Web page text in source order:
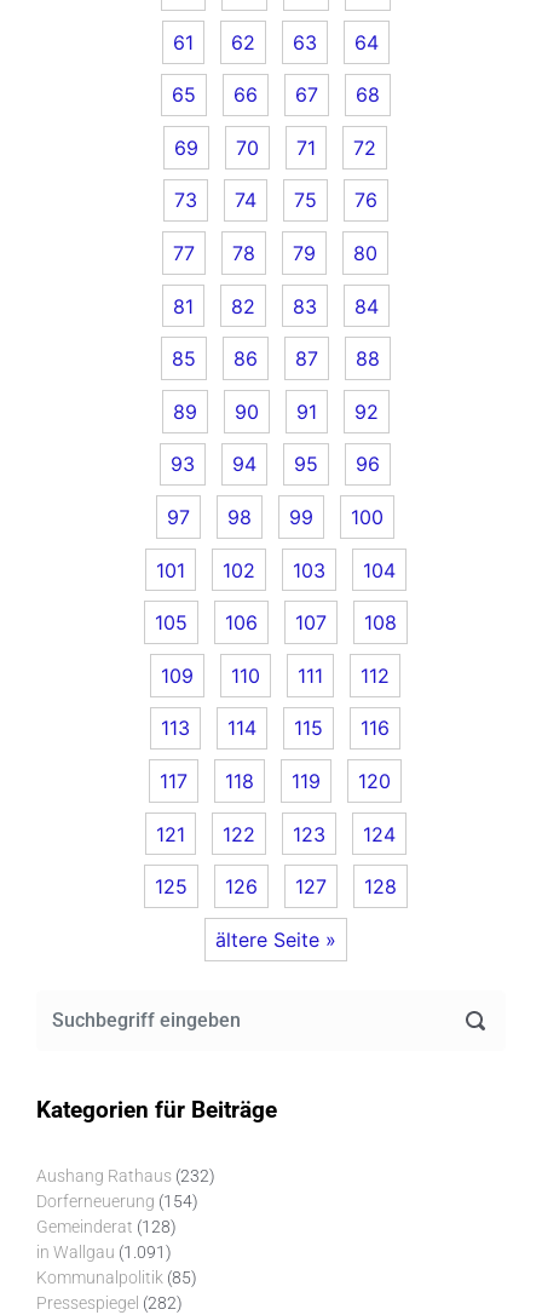
61 62 63 64
65 66 67 68
69 70 71 72
73 74 75 76
77 78 79 80
81 82 83 84
85 86 87 88
89 90 91 92
93 94 95 96
97 98 99 100
101 102 103 104
105 106 107 108
109 110 111 112
113 114 115 116
117 118 119 120
121 122 123 124
125 126 127 128
ältere Seite »
Kategorien für Beiträge
Aushang Rathaus (232)
Dorferneuerung (154)
Gemeinderat (128)
in Wallgau (1.091)
Kommunalpolitik (85)
Pressespiegel (282)